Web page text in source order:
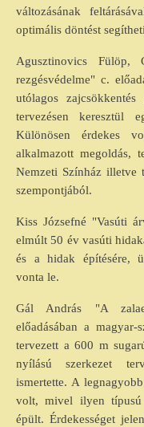
változásának
optimális döntést
Agusztinovics
rezgésvédelme" c.
utólagos
tervezésen keresztül
Különösen érdekes
alkalmazott megoldás,
Nemzeti Színház illetve
szempontjából.
Kiss Józsefné "Vasúti
elmúlt 50 év vasúti
és a hidak építésére,
vonta le.
Gál András "A
előadásában a
tervezett a 600 m
nyílású szerkezet
ismertette. A
volt, mivel ilyen típusú
épült. Érdekességet